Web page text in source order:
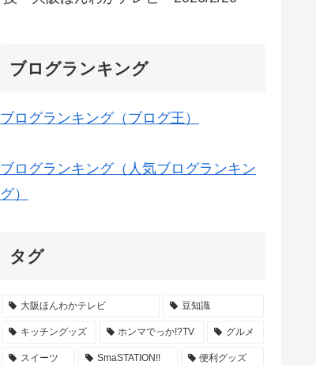
ブログランキング
ブログランキング（ブログ王）
ブログランキング（人気ブログランキン
グ）
タグ
大阪ほんわかテレビ 豆知識
キッチングッズ ホンマでっか!?TV グルメ
スイーツ SmaSTATION!! 便利グッズ